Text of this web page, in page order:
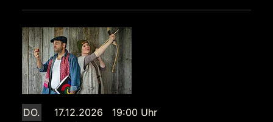
DO.
17.12.2026 19:00 Uhr